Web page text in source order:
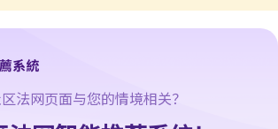
订立一份持久授权书，以便在我变为精神上无行为
法网页面与您的情境相关？